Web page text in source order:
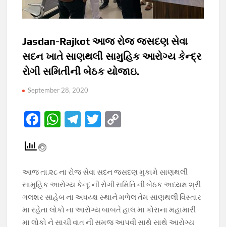
Jasdan-Rajkot આજ રોજ જસદણ સેવા
સદન ખાતે સાણથલી સામુહિક આરોગ્ય કેન્દ્ર
રોગી સમિતીની બેઠક યોજાઇ.
September 28, 2020
F
e
b
o
o
k
W
s
A
p
p
T
gr
a
m
T
er y
Li
n
k
આજ તા.૨૮ ના રોજ સેવા સદન જસદણ મુકામે સાણથલી
સામુહિક આરોગ્ય કેન્દૃ ની રોગી સમિતિ ની બેઠક અધ્યક્ષ શ્રી
ગલશર સાહેબ ના અધય્ક્ષ સ્થાને મળેલ તેમ સાણથલી વિસ્તાર
મા રહેતા લોકો ના આરોગ્ય બાબતે હાલ મા કોરાના મહામારી
મા લોકો ને સાચી વાત ની સમજ આપવી સાથે સાથે આરોગ્ય